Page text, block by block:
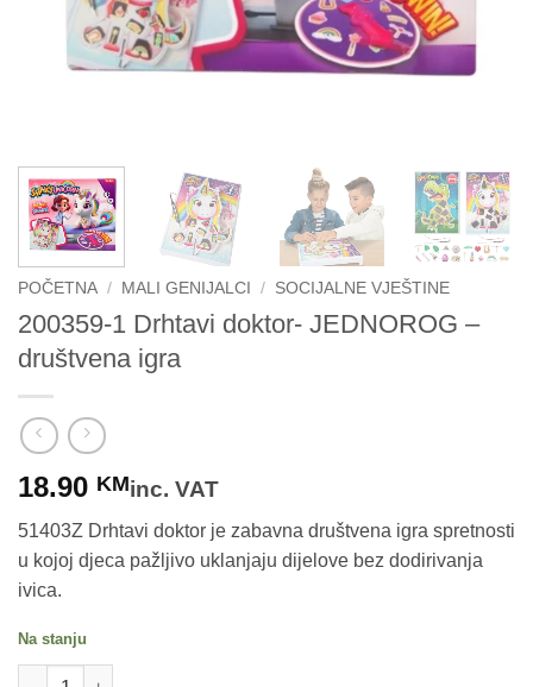
POČETNA / MALI GENIJALCI / SOCIJALNE VJEŠTINE
200359-1 Drhtavi doktor- JEDNOROG –
društvena igra
18.90 KMinc. VAT
51403Z Drhtavi doktor je zabavna društvena igra spretnosti
u kojoj djeca pažljivo uklanjaju dijelove bez dodirivanja
ivica.
Na stanju
200359-1 Drhtavi doktor- JEDNOROG - društvena igra količina